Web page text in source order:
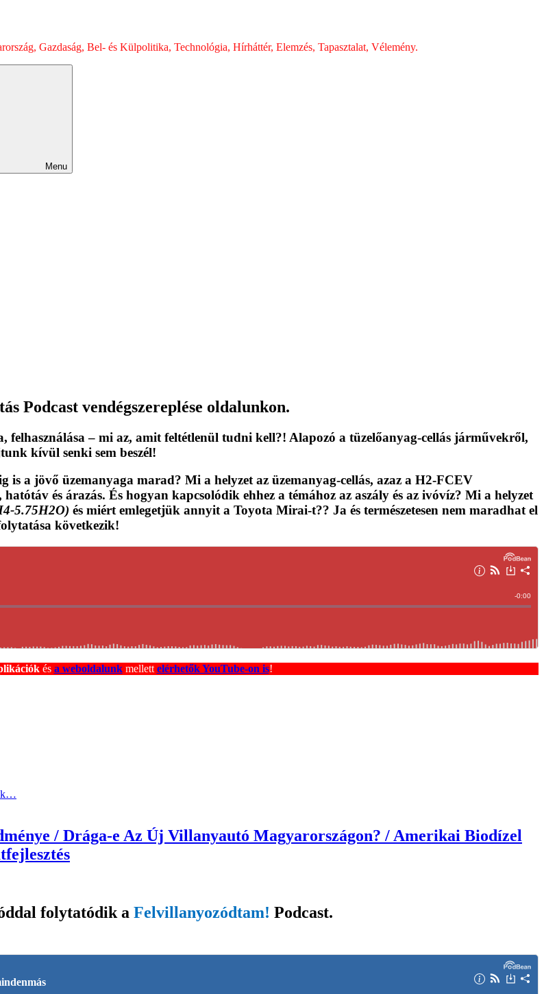
Gazdaság, Bel- és Külpolitika, Technológia, Hírháttér, Elemzés, Tapasztalat, Vélemény.
Menu
Podcast vendégszereplése oldalunkon.
felhasználása – mi az, amit feltétlenül tudni kell?! Alapozó a tüzelőanyag-cellás járművekről,
kívül senki sem beszél!
a jövő üzemanyaga marad? Mi a helyzet az üzemanyag-cellás, azaz a H2-FCEV
és árazás. És hogyan kapcsolódik ehhez a témához az aszály és az ivóvíz? Mi a helyzet
5.75H2O) és miért emlegetjük annyit a Toyota Mirai-t?? Ja és természetesen nem maradhat el
következik!
és a weboldalunkmellett elérhetők YouTube-on is!
/ Drága-e Az Új Villanyautó Magyarországon? / Amerikai Biodízel
folytatódik a Felvillanyozódtam! Podcast.